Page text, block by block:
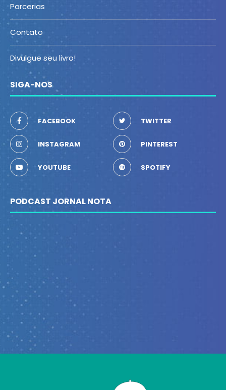
Parcerias
Contato
Divulgue seu livro!
SIGA-NOS
FACEBOOK TWITTER
INSTAGRAM PINTEREST
YOUTUBE SPOTIFY
PODCAST JORNAL NOTA